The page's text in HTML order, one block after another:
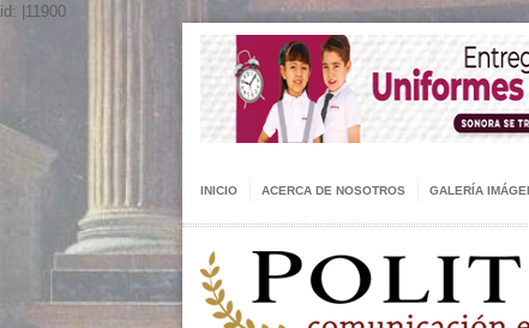
id: |11900
INICIO ACERCA DE NOSOTROS GALERÍA